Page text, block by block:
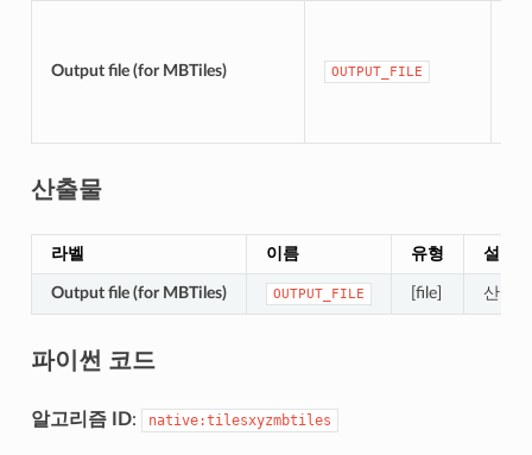
Output file (for MBTiles) OUTPUT_FILE
산출물
라벨 이름 유형 설명
Output file (for MBTiles) OUTPUT_FILE [file] 산출
파이썬 코드
알고리즘 ID: native:tilesxyzmbtiles